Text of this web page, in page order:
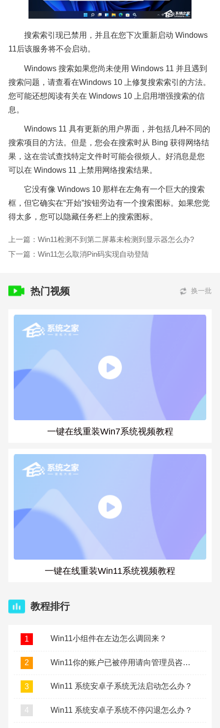
搜索索引现已禁用，并且在您下次重新启动 Windows
11后该服务将不会启动。
Windows 搜索如果您尚未使用 Windows 11 并且遇到
搜索问题，请查看在Windows 10 上修复搜索索引的方法。
您可能还想阅读有关在 Windows 10 上启用增强搜索的信
息。
Windows 11 具有更新的用户界面，并包括几种不同的
搜索项目的方法。但是，您会在搜索时从 Bing 获得网络结
果，这在尝试查找特定文件时可能会很烦人。好消息是您
可以在 Windows 11 上禁用网络搜索结果。
它没有像 Windows 10 那样在左角有一个巨大的搜索
框，但它确实在“开始”按钮旁边有一个搜索图标。如果您觉
得太多，您可以隐藏任务栏上的搜索图标。
上一篇：Win11检测不到第二屏幕未检测到显示器怎么办?
下一篇：Win11怎么取消Pin码实现自动登陆
热门视频 换一批
一键在线重装Win7系统视频教程
一键在线重装Win11系统视频教程
教程排行
1 Win11小组件在左边怎么调回来？
2 Win11你的账户已被停用请向管理员咨询怎么办？
3 Win11 系统安卓子系统无法启动怎么办？
4 Win11 系统安卓子系统不停闪退怎么办？